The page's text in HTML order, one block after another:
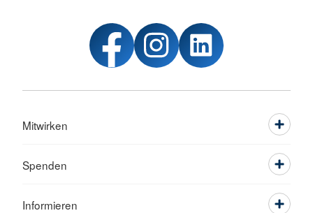
Mitwirken
Spenden
Informieren